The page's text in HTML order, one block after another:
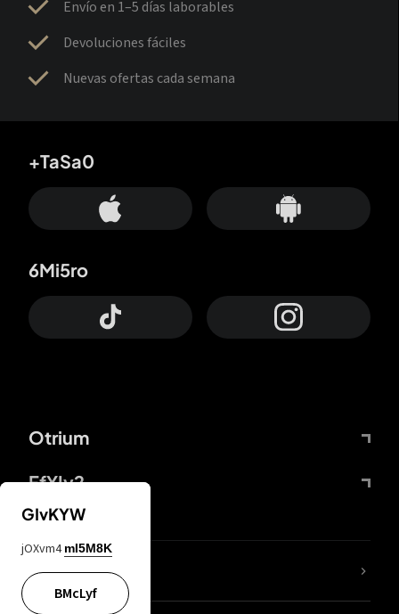
Envío en 1–5 días laborables
Devoluciones fáciles
Nuevas ofertas cada semana
Otrium
FfYIy2
+TaSa0
6Mi5ro
65A04M
GIvKYW
jOXvm4 mI5M8K
BMcLyf